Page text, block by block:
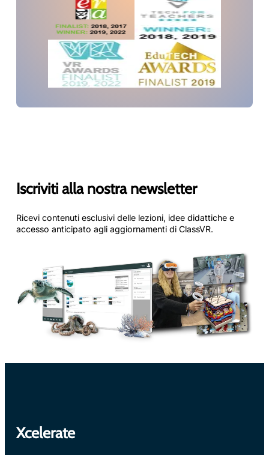
Iscriviti alla nostra newsletter
Ricevi contenuti esclusivi delle lezioni, idee didattiche e
accesso anticipato agli aggiornamenti di ClassVR.
Xcelerate